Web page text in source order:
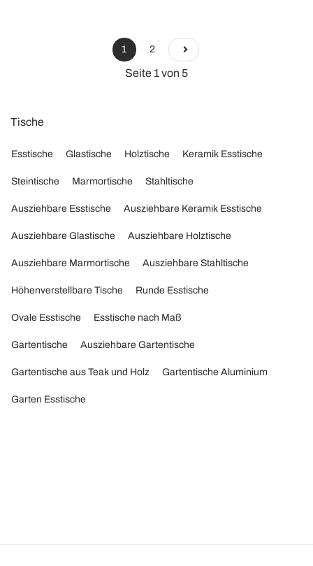
1 2
Seite 1 von 5
Tische
Esstische Glastische Holztische Keramik Esstische
Steintische Marmortische Stahltische
Ausziehbare Esstische Ausziehbare Keramik Esstische
Ausziehbare Glastische Ausziehbare Holztische
Ausziehbare Marmortische Ausziehbare Stahltische
Höhenverstellbare Tische Runde Esstische
Ovale Esstische Esstische nach Maß
Gartentische Ausziehbare Gartentische
Gartentische aus Teak und Holz Gartentische Aluminium
Garten Esstische